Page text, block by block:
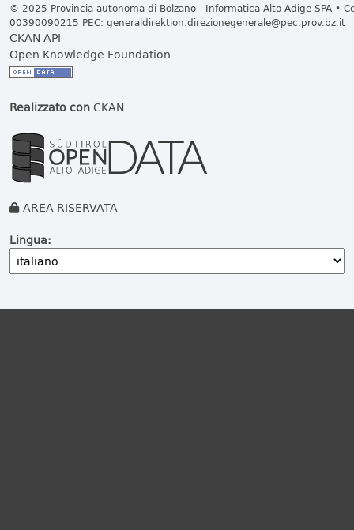
© 2025 Provincia autonoma di Bolzano - Informatica Alto Adige SPA •
00390090215 PEC: generaldirektion.direzionegenerale@pec.prov.bz.it
CKAN API
Open Knowledge Foundation
Realizzato conCKAN
AREA RISERVATA
Lingua